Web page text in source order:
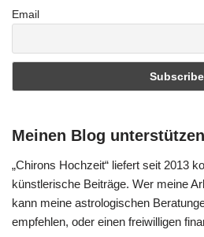
Email
Meinen Blog unterstützen
„Chirons Hochzeit“ liefert seit 2013
künstlerische Beiträge. Wer meine
kann meine astrologischen
empfehlen, oder einen freiwilligen